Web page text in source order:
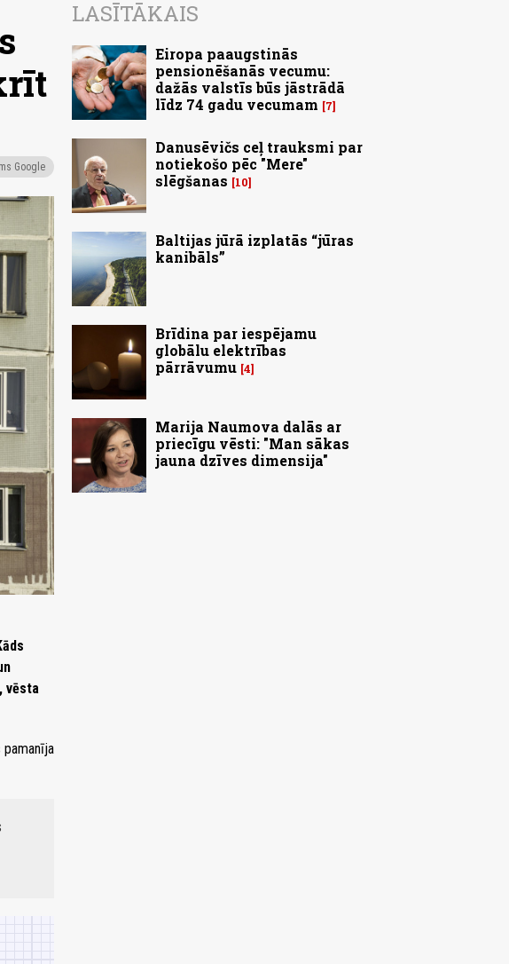
Google
vēsta
pamanīja
LASĪTĀKAIS
Eiropa paaugstinās
pensionēšanās vecumu:
dažās valstīs būs jāstrādā
līdz 74 gadu vecumam
7
Danusēvičs ceļ trauksmi par
notiekošo pēc "Mere"
slēgšanas
10
Baltijas jūrā izplatās “jūras
kanibāls”
Brīdina par iespējamu
globālu elektrības
pārrāvumu 4
Marija Naumova dalās ar
priecīgu vēsti: "Man sākas
jauna dzīves dimensija"